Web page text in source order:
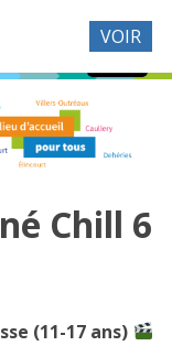
Chill 6
(11-17 ans)
VOIR